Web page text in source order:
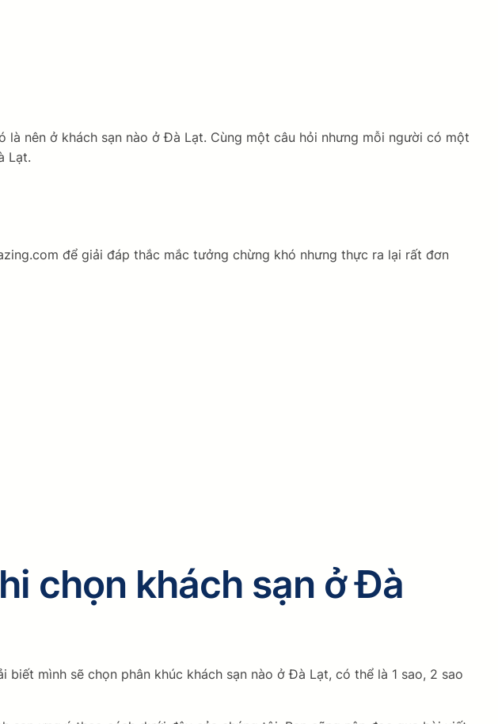
nên ở khách sạn nào ở Đà Lạt. Cùng một câu hỏi nhưng mỗi người có một
Lạt.
để giải đáp thắc mắc tưởng chừng khó nhưng thực ra lại rất đơn
chọn khách sạn ở Đà
mình sẽ chọn phân khúc khách sạn nào ở Đà Lạt, có thể là 1 sao, 2 sao